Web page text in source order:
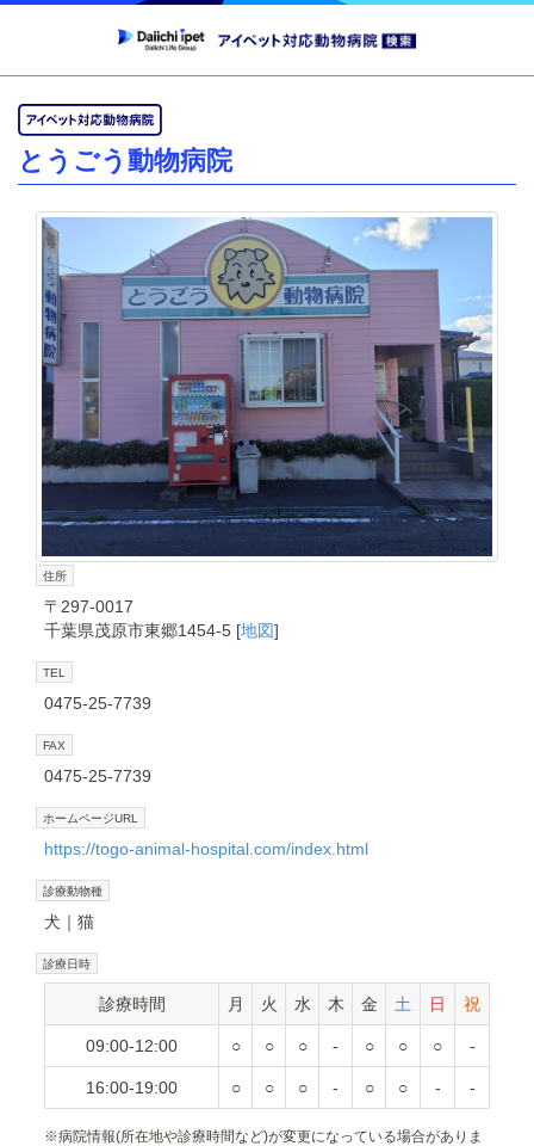
とうごう動物病院
住所
〒297-0017
千葉県茂原市東郷1454-5 [地図]
TEL
0475-25-7739
FAX
0475-25-7739
ホームページURL
https://togo-animal-hospital.com/index.html
診療動物種
犬 猫
診療日時
診療時間 月 火 水 木 金 土 日 祝
09:00-12:00 ○ ○ ○ - ○ ○ ○ -
16:00-19:00 ○ ○ ○ - ○ ○ - -
※病院情報(所在地や診療時間など)が変更になっている場合がありま